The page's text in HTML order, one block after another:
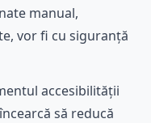
manual,
vor fi cu siguranță
accesibilității
să reducă